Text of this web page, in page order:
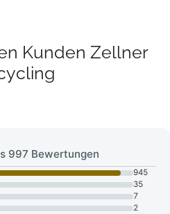
Kunden Zellner
997 Bewertungen
945
35
7
2